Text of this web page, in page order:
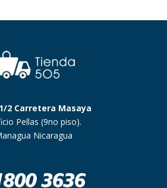
2 Carretera Masaya
Pellas (9no piso).
Nicaragua